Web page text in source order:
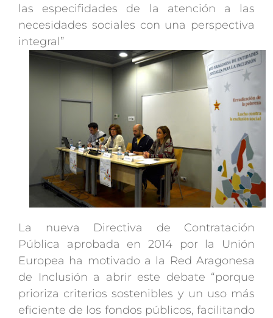
las especifidades de la atención a las
necesidades sociales con una perspectiva
integral”
La nueva Directiva de Contratación
Pública aprobada en 2014 por la Unión
Europea ha motivado a la Red Aragonesa
de Inclusión a abrir este debate “porque
prioriza criterios sostenibles y un uso más
eficiente de los fondos públicos, facilitando